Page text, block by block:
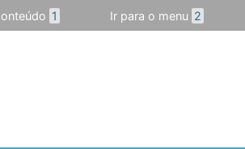
1 Ir para o menu 2